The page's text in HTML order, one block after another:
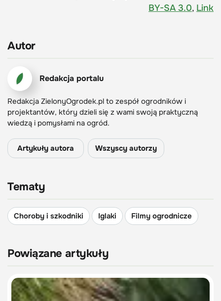
BY-SA 3.0, Link
Autor
Redakcja portalu
Redakcja ZielonyOgrodek.pl to zespół ogrodników i
projektantów, który dzieli się z wami swoją praktyczną
wiedzą i pomysłami na ogród.
Artykuły autora Wszyscy autorzy
Tematy
Choroby i szkodniki Iglaki Filmy ogrodnicze
Powiązane artykuły